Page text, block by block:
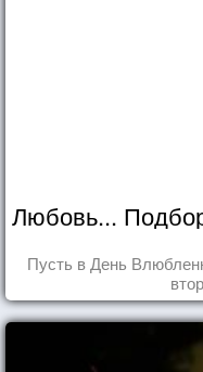
Любовь...
Пусть в День